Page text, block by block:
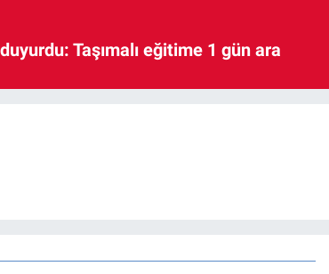
Taşımalı eğitime 1 gün ara